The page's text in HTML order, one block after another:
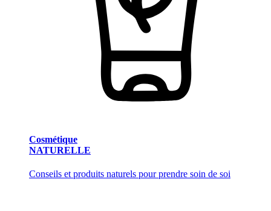
Cosmétique
NATURELLE
Conseils et produits naturels pour prendre soin de soi